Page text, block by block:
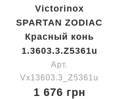
Victorinox
SPARTAN ZODIAC
Красный конь
1.3603.3.Z5361u
Арт.
Vx13603.3_Z5361u
1 676 грн